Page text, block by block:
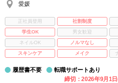
愛媛
正社員登用 社割制度
学生OK
男女歓迎
ネイルOK
ノルマなし
スキンケア
メイク
履歴書不要
転職サポートあり
締切：2026年9月1